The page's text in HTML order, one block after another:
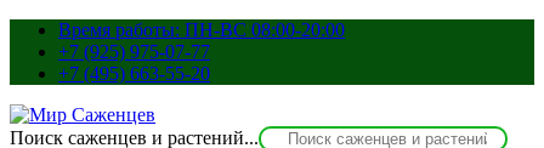
Перейти
содержимому
Время работы: ПН-ВС 08:00-20:00
+7 (925) 975-07-77
+7 (495) 663-55-20
Поиск саженцев и растений...